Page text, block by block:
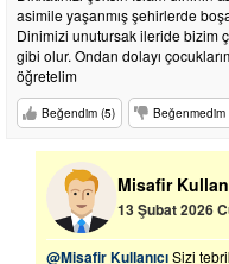
asimile yaşanmış şehirlerde
Dinimizi unutursak ileride bizim
gibi olur. Ondan dolayı
öğretelim
Beğendim (5) Beğenmedim
Misafir
13 Şubat 2026
@Misafir KullanıcıSizi